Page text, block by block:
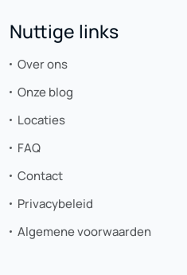
Nuttige links
Over ons
Onze blog
Locaties
FAQ
Contact
Privacybeleid
Algemene voorwaarden